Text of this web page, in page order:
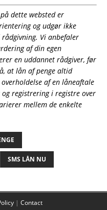
dette websted er
og udgør ikke
Vi anbefaler
af din egen
en uddannet rådgiver, før
at lån af penge altid
af en låneaftale
registrering i registre over
mellem de enkelte
SMS LÅN NU
| Contact